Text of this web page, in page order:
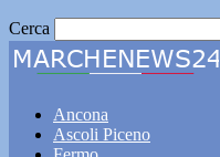
Cerca
Ancona
Ascoli Piceno